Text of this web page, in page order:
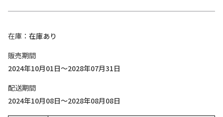
在庫
在庫あり
販売期間
2024年10月01日～2028年07月31日
配送期間
2024年10月08日～2028年08月08日